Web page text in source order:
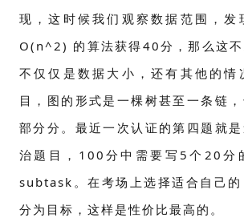
现，这时候我们观察数据范围，发
O(n^2) 的算法获得40分，那么这不
不仅仅是数据大小，还有其他的情
目，图的形式是一棵树甚至一条链
部分分。最近一次认证的第四题就
治题目，100分中需要写5个20分
subtask。在考场上选择适合自己的
分为目标，这样是性价比最高的。